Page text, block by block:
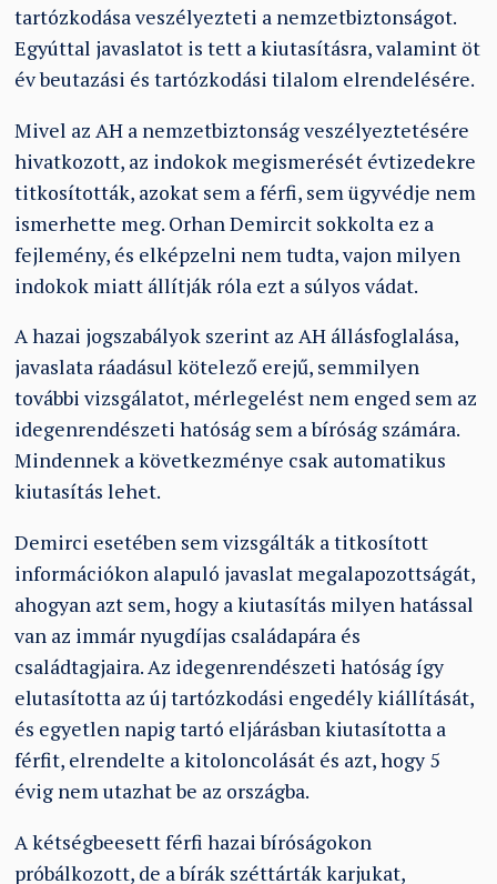
tartózkodása veszélyezteti a nemzetbiztonságot.
Egyúttal javaslatot is tett a kiutasításra, valamint öt
év beutazási és tartózkodási tilalom elrendelésére.
Mivel az AH a nemzetbiztonság veszélyeztetésére
hivatkozott, az indokok megismerését évtizedekre
titkosították, azokat sem a férfi, sem ügyvédje nem
ismerhette meg. Orhan Demircit sokkolta ez a
fejlemény, és elképzelni nem tudta, vajon milyen
indokok miatt állítják róla ezt a súlyos vádat.
A hazai jogszabályok szerint az AH állásfoglalása,
javaslata ráadásul kötelező erejű, semmilyen
további vizsgálatot, mérlegelést nem enged sem az
idegenrendészeti hatóság sem a bíróság számára.
Mindennek a következménye csak automatikus
kiutasítás lehet.
Demirci esetében sem vizsgálták a titkosított
információkon alapuló javaslat megalapozottságát,
ahogyan azt sem, hogy a kiutasítás milyen hatással
van az immár nyugdíjas családapára és
családtagjaira. Az idegenrendészeti hatóság így
elutasította az új tartózkodási engedély kiállítását,
és egyetlen napig tartó eljárásban kiutasította a
férfit, elrendelte a kitoloncolását és azt, hogy 5
évig nem utazhat be az országba.
A kétségbeesett férfi hazai bíróságokon
próbálkozott, de a bírák széttárták karjukat,